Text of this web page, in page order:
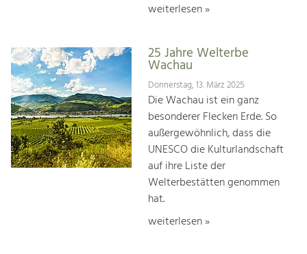
weiterlesen »
25 Jahre Welterbe
Wachau
Donnerstag, 13. März 2025
Die Wachau ist ein ganz
besonderer Flecken Erde. So
außergewöhnlich, dass die
UNESCO die Kulturlandschaft
auf ihre Liste der
Welterbestätten genommen
hat.
weiterlesen »